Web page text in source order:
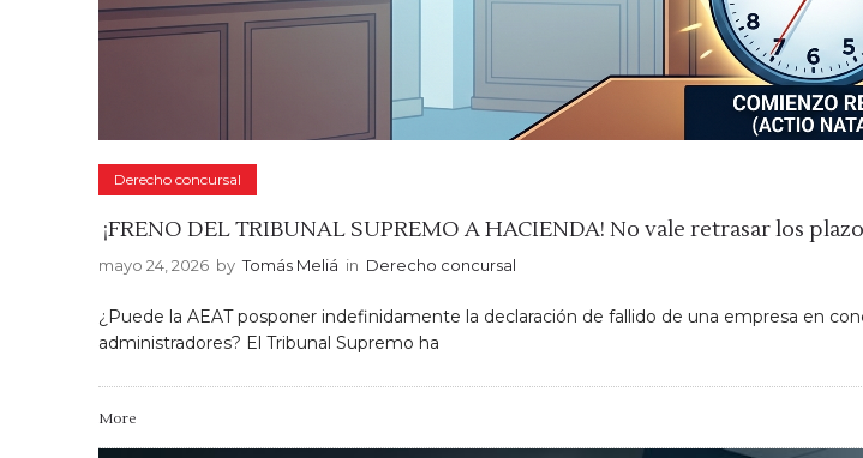
Derecho concursal
¡FRENO DEL TRIBUNAL SUPREMO A HACIENDA! No vale retrasar los
mayo 24, 2026 by Tomás Meliá in Derecho concursal
¿Puede la AEAT posponer indefinidamente la declaración de fallido de una empresa en
administradores? El Tribunal Supremo ha
More